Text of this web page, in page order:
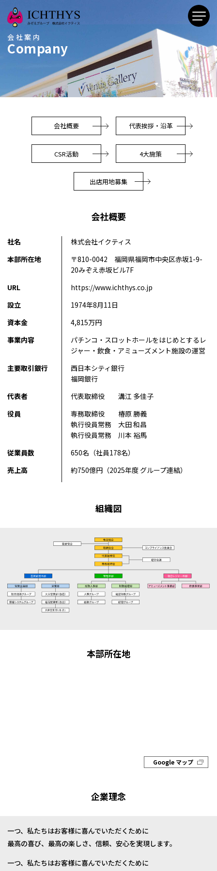
会社案内
Company
会社概要 代表挨拶・沿革
CSR活動 4大施策
出店用地募集
会社概要
社名
株式会社イクティス
本部所在地
〒810-0042 福岡県福岡市中央区赤坂1-9-
20みぞえ赤坂ビル7F
URL
https://www.ichthys.co.jp
設立
1974年8月11日
資本金
4,815万円
事業内容
パチンコ・スロットホールをはじめとするレ
ジャー・飲食・アミューズメント施設の運営
主要取引銀行
西日本シティ銀行
福岡銀行
代表者
代表取締役 溝江 多佳子
役員
専務取締役 椿原 勝義
執行役員常務 大田 和昌
執行役員常務 川本 裕馬
従業員数
650名（社員178名）
売上高
約750億円（2025年度 グループ連結）
組織図
本部所在地
Google マップ
企業理念
一つ、私たちはお客様に喜んでいただくために
最高の喜び、最高の楽しさ、信頼、安心を実現します。
一つ、私たちはお客様に喜んでいただくために